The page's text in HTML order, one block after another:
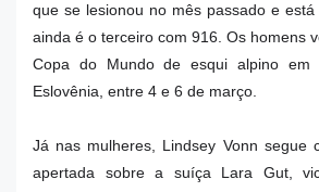
que se lesionou no mês passado e está
ainda é o terceiro com 916. Os homens
Copa do Mundo de esqui alpino em
Eslovênia, entre 4 e 6 de março.
Já nas mulheres, Lindsey Vonn segue
apertada sobre a suíça Lara Gut,